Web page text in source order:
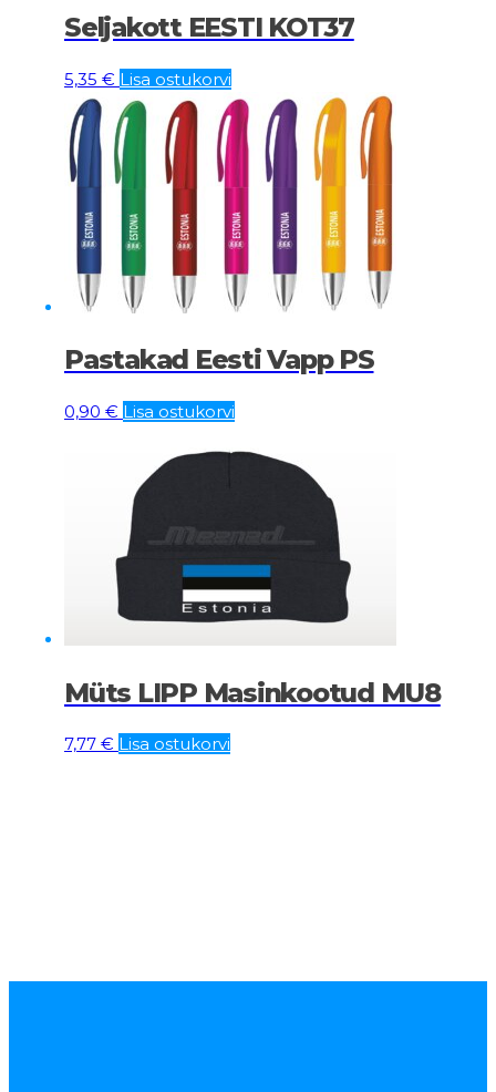
Seljakott EESTI KOT37
5,35 € Lisa ostukorvi
Pastakad Eesti Vapp PS
0,90 € Lisa ostukorvi
Müts LIPP Masinkootud MU8
7,77 € Lisa ostukorvi